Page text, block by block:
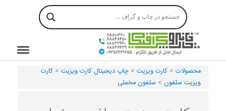
محصولات > کارت ویزیت > چاپ دیجیتال کارت ویزیت > کارت
ویزیت سلفون > سلفون مخملی